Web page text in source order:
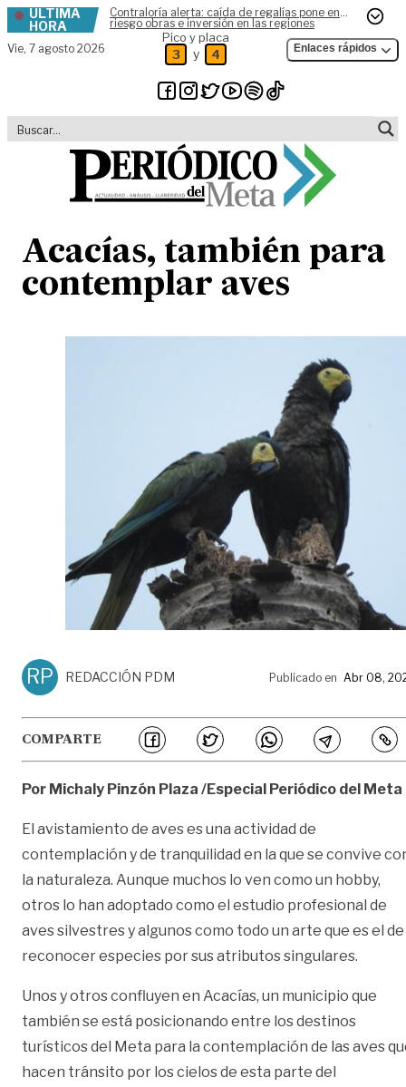
Skip to content
ÚLTIMA
HORA
Contraloría alerta: caída de regalías pone en
riesgo obras e inversión en las regiones
Vie, 7 agosto 2026
Pico y placa
3 y 4 Enlaces rápidos
Acacías, también para
contemplar aves
RP REDACCIÓN PDM Publicado en Abr 08,
COMPARTE
Por Michaly Pinzón Plaza /Especial Periódico del Meta
El avistamiento de aves es una actividad de
contemplación y de tranquilidad en la que se convive
la naturaleza. Aunque muchos lo ven como un hobby,
otros lo han adoptado como el estudio profesional de
aves silvestres y algunos como todo un arte que es el de
reconocer especies por sus atributos singulares.
Unos y otros confluyen en Acacías, un municipio que
también se está posicionando entre los destinos
turísticos del Meta para la contemplación de las aves
hacen tránsito por los cielos de esta parte del